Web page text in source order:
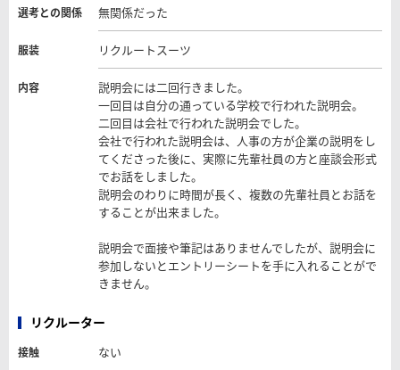
選考との関係 無関係だった
服装 リクルートスーツ
内容
説明会には二回行きました。
一回目は自分の通っている学校で行われた説明会。
二回目は会社で行われた説明会でした。
会社で行われた説明会は、人事の方が企業の説明をし
てくださった後に、実際に先輩社員の方と座談会形式
でお話をしました。
説明会のわりに時間が長く、複数の先輩社員とお話を
することが出来ました。
説明会で面接や筆記はありませんでしたが、説明会に
参加しないとエントリーシートを手に入れることがで
きません。
リクルーター
接触 ない